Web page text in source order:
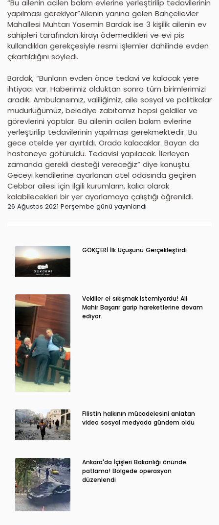
“Bu ailenin acilen bakım evlerine yerleştirilip tedavilerinin
yapılması gerekiyor”Ailenin yanına gelen Bahçelievler
Mahallesi Muhtarı Yasemin Bardak ise 3 kişilik ailenin ev
sahipleri tarafından kirayı ödemedikleri ve evi pis
kullandıkları gerekçesiyle resmi işlemler dahilinde evden
çıkartıldığını söyledi.
Bardak, “Bunların evden önce tedavi ve kalacak yere
ihtiyacı var. Haberimiz olduktan sonra tüm birimlerimizi
aradık. Ambulansımız, valiliğimiz, aile sosyal ve politikalar
müdürlüğümüz, belediye zabıtamız hepsi geldiler ve
görevlerini yaptılar. Bu ailenin acilen bakım evlerine
yerleştirilip tedavilerinin yapılması gerekmektedir. Bu
gece otelde yer ayırtıldı. Orada kalacaklar. Bayan da
hastaneye götürüldü. Tedavisi yapılacak. İlerleyen
zamanda gerekli desteği vereceğiz” diye konuştu.
Geceyi kendilerine ayarlanan otel odasında geçiren
Cebbar ailesi için ilgili kurumların, kalıcı olarak
kalabilecekleri bir yer ayarlamaya çalıştığı öğrenildi.
26 Ağustos 2021 Perşembe günü yayınlandı
GÖKÇERİ İlk Uçuşunu Gerçekleştirdi
Vekiller el sıkışmak istemiyordu! Ali
Mahir Başarır garip hareketlerine devam
ediyor.
Filistin halkının mücadelesini anlatan
video sosyal medyada gündem oldu
Ankara'da İçişleri Bakanlığı önünde
patlama! Bölgede operasyon
düzenlendi